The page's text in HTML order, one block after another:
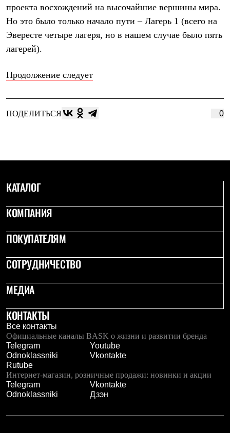
проекта восхождений на высочайшие вершины мира.
Но это было только начало пути – Лагерь 1 (всего на
Эвересте четыре лагеря, но в нашем случае было пять
лагерей).
Продолжение следует
ПОДЕЛИТЬСЯ 0
КАТАЛОГ
КОМПАНИЯ
ПОКУПАТЕЛЯМ
СОТРУДНИЧЕСТВО
МЕДИА
КОНТАКТЫ
Все контакты
Официальные каналы BASK о жизни и развитии бренда
Telegram
Youtube
Odnoklassniki
Vkontakte
Rutube
Интернет-магазин, розничные продажи: новинки и акции
Telegram
Vkontakte
Odnoklassniki
Дзэн